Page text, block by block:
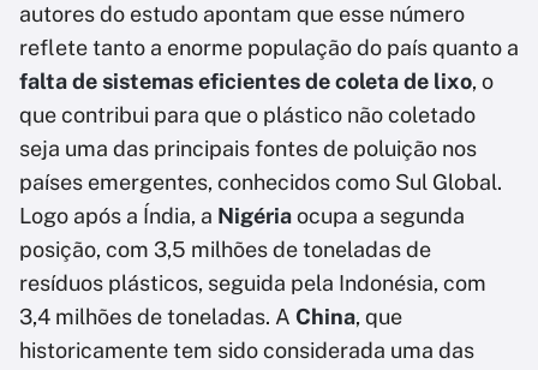
autores do estudo apontam que esse número
reflete tanto a enorme população do país quanto a
falta de sistemas eficientes de coleta de lixo, o
que contribui para que o plástico não coletado
seja uma das principais fontes de poluição nos
países emergentes, conhecidos como Sul Global.
Logo após a Índia, a Nigériaocupa a segunda
posição, com 3,5 milhões de toneladas de
resíduos plásticos, seguida pela Indonésia, com
3,4 milhões de toneladas. A China, que
historicamente tem sido considerada uma das